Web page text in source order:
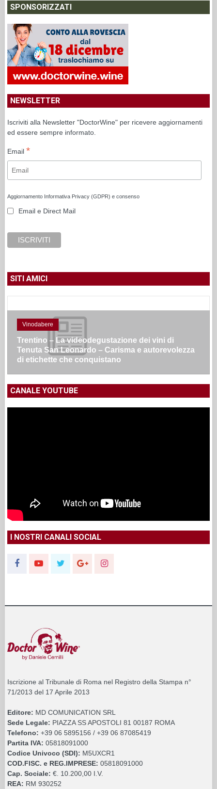
SPONSORIZZATI
NEWSLETTER
Iscriviti alla Newsletter "DoctorWine" per ricevere aggiornamenti
ed essere sempre informato.
Email *
Aggiornamento Informativa Privacy (GDPR) e consenso
Email e Direct Mail
SITI AMICI
Vinodabere
Trentino – La videodegustazione dei vini di
Tenuta San Leonardo – Carisma e autorevolezza
di etichette che conquistano
CANALE YOUTUBE
I NOSTRI CANALI SOCIAL
Iscrizione al Tribunale di Roma nel Registro della Stampa n°
71/2013 del 17 Aprile 2013
Editore: MD COMUNICATION SRL
Sede Legale: PIAZZA SS APOSTOLI 81 00187 ROMA
Telefono: +39 06 5895156 / +39 06 87085419
Partita IVA: 05818091000
Codice Univoco (SDI): M5UXCR1
COD.FISC. e REG.IMPRESE: 05818091000
Cap. Sociale: €. 10.200,00 I.V.
REA: RM 930252